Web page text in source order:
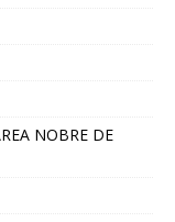
NOBRE DE